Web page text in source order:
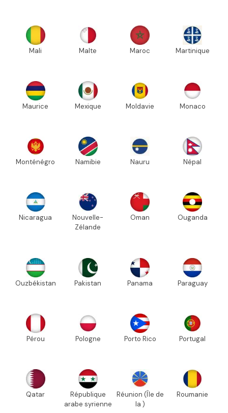
Mali Malte Maroc Martinique
Maurice Mexique Moldavie Monaco
Monténégro Namibie Nauru Népal
Nicaragua
Nouvelle-
Zélande
Oman Ouganda
Ouzbékistan Pakistan Panama Paraguay
Pérou Pologne Porto Rico Portugal
Qatar
République
arabe syrienne
Réunion (Île de
la )
Roumanie